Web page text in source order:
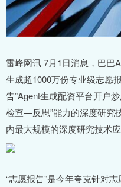
雷峰网讯 7月1日消息，巴巴
生成超1000万份专业级志愿
告”Agent生成配资平台开户
检查—反思”能力的深度研究
内最大规模的深度研究技术应
“志愿报告”是今年夸克针对